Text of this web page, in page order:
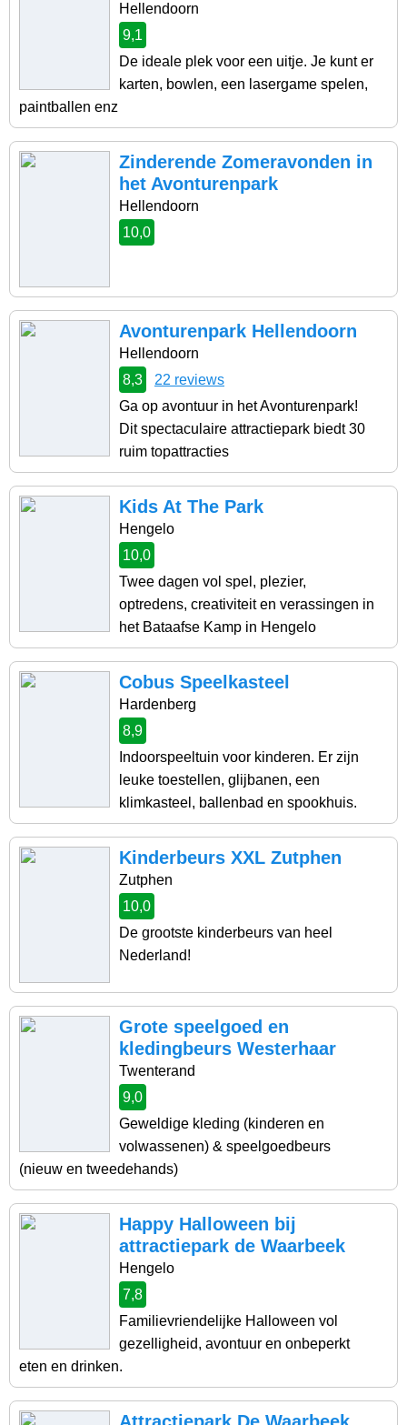
Hellendoorn
9,1
De ideale plek voor een uitje. Je kunt er
karten, bowlen, een lasergame spelen,
paintballen enz
Zinderende Zomeravonden in
het Avonturenpark
Hellendoorn
10,0
Avonturenpark Hellendoorn
Hellendoorn
8,3
22 reviews
Ga op avontuur in het Avonturenpark!
Dit spectaculaire attractiepark biedt 30
ruim topattracties
Kids At The Park
Hengelo
10,0
Twee dagen vol spel, plezier,
optredens, creativiteit en verassingen in
het Bataafse Kamp in Hengelo
Cobus Speelkasteel
Hardenberg
8,9
Indoorspeeltuin voor kinderen. Er zijn
leuke toestellen, glijbanen, een
klimkasteel, ballenbad en spookhuis.
Kinderbeurs XXL Zutphen
Zutphen
10,0
De grootste kinderbeurs van heel
Nederland!
Grote speelgoed en
kledingbeurs Westerhaar
Twenterand
9,0
Geweldige kleding (kinderen en
volwassenen) & speelgoedbeurs
(nieuw en tweedehands)
Happy Halloween bij
attractiepark de Waarbeek
Hengelo
7,8
Familievriendelijke Halloween vol
gezelligheid, avontuur en onbeperkt
eten en drinken.